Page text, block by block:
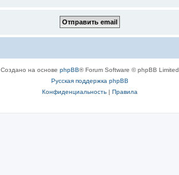
Создано на основе phpBB® Forum Software © phpBB Limited
Русская поддержка phpBB
Конфиденциальность| Правила